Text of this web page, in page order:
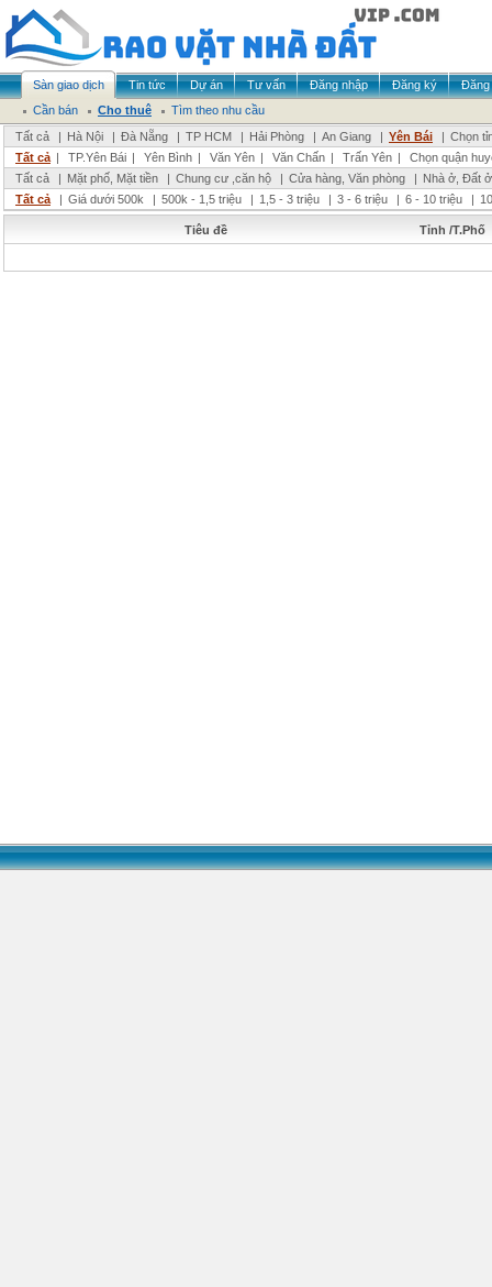
Sàn giao dịch Tin tức Dự án Tư vấn Đăng nhập Đăng ký
Đăng
Cần bán
Cho thuê
Tìm theo nhu cầu
Tất cả
| Hà Nội | Đà Nẵng | TP HCM | Hải Phòng | An Giang | Yên Bái | Chọn
Tất cả | TP.Yên Bái | Yên Bình | Văn Yên | Văn Chấn | Trấn Yên |
Chọn quận
Tất cả
| Mặt phố, Mặt tiền | Chung cư ,căn hộ | Cửa hàng, Văn phòng | Nhà ở, Đất ở
Tất cả
| Giá dưới 500k | 500k - 1,5 triệu | 1,5 - 3 triệu | 3 - 6 triệu | 6 - 10 triệu |
Tiêu đề Tỉnh /T.Phố